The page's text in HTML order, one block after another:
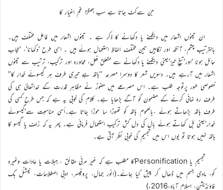
جن سےکٹ جاتا ہے سب جھگڑا غمِ اغیار کا
ان تینوں اشعار میں دیکھنے یا دکھانے کا ذکر ہے ۔ تینوں اشعار میں فاعل مختلف ہیں۔
بالترتیب چشم، آنکھ اور نگاہیں تین مختلف الفاظ استعمال ہوئے ہیں ۔ اسی طرح ‘دکھانا’، ‘حجاب
حائل ہونا ’اور‘تیغِ تیز’یعنی دیکھنے یا دکھانے سے متعلق فعل، محاورہ اور ترکیب، ترتیب سے تینوں
اشعار میں آرہے ہیں۔ دسویں شعر کا دوسرا مصرعہ ‘‘ہاتھ ہے تیری طرف ہر گیسوئے خمدار کا’’
خصوصی طور پرتوجہ طلب ہے۔ اس مصرعے میں حضورؑ نے مظاہرِ قدرت کے خداتعالیٰ ہی کی
طرف رہ نمائی کرنے کے مضمون کو آگے بڑھایا ہے۔ کلام کی خوبی یہ ہے کہ جس طرح کسی کی
طرف ہاتھ بڑھاتے ہوئے ،بالعموم ہاتھ کو تھوڑا سا موڑا جاتا ہے۔اُسی مناسبت سے‘گیسوئے
خمدار’یعنی بَل کھاتے ہوئے بال کی دل کش ترکیب استعمال فرمائی ہے۔ پھر یہ کہ زلف یا گیسو کا
ہاتھ نہیں ہوتا تو یوں اس میں تجسیم کی خوبی نظر آتی ہے۔
تجسیم یا Personificationکا مطلب ہے کہ غیر مرئی حقائق ، جبلات یا عادات وغیرہ
کو، مادی جسم میں ڈھال کر پیش کیا جائے۔(انور جمال، پروفیسر، ادبی اصطلاحات، نیشنل بک
فاؤنڈیشن، اسلام آباد،2016ء)